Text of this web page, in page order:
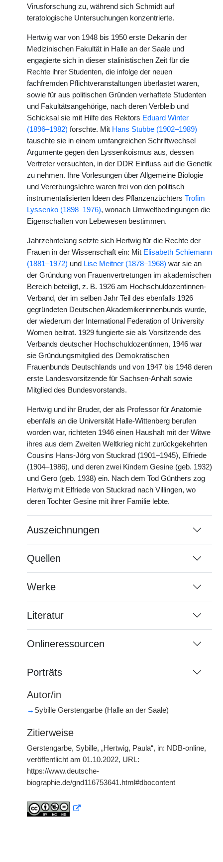
Virusforschung zu, während sich Schmidt auf
teratologische Untersuchungen konzentrierte.
Hertwig war von 1948 bis 1950 erste Dekanin der
Medizinischen Fakultät in Halle an der Saale und
engagierte sich in dieser stalinistischen Zeit für die
Rechte ihrer Studenten, die infolge der neuen
fachfremden Pflichtveranstaltungen überlastet waren,
sowie für aus politischen Gründen verhaftete Studenten
und Fakultätsangehörige, nach deren Verbleib und
Schicksal sie mit Hilfe des Rektors Eduard Winter
(1896–1982) forschte. Mit Hans Stubbe (1902–1989)
tauschte sie in einem umfangreichen Schriftwechsel
Argumente gegen den Lyssenkoismus aus, dessen
Vertreter versuchten, in der DDR Einfluss auf die Genetik
zu nehmen. Ihre Vorlesungen über Allgemeine Biologie
und Vererbungslehre waren frei von den politisch
instrumentalisierten Ideen des Pflanzenzüchters Trofim
Lyssenko (1898–1976), wonach Umweltbedingungen die
Eigenschaften von Lebewesen bestimmen.
Jahrzehntelang setzte sich Hertwig für die Rechte der
Frauen in der Wissenschaft ein: Mit Elisabeth Schiemann
(1881–1972) und Lise Meitner (1878–1968) war sie an
der Gründung von Frauenvertretungen im akademischen
Bereich beteiligt, z. B. 1926 am Hochschuldozentinnen-
Verband, der im selben Jahr Teil des ebenfalls 1926
gegründeten Deutschen Akademikerinnenbunds wurde,
der wiederum der International Federation of University
Women beitrat. 1929 fungierte sie als Vorsitzende des
Verbands deutscher Hochschuldozentinnen, 1946 war
sie Gründungsmitglied des Demokratischen
Frauenbunds Deutschlands und von 1947 bis 1948 deren
erste Landesvorsitzende für Sachsen-Anhalt sowie
Mitglied des Bundesvorstands.
Hertwig und ihr Bruder, der als Professor für Anatomie
ebenfalls an die Universität Halle-Wittenberg berufen
worden war, richteten 1946 einen Haushalt mit der Witwe
ihres aus dem Zweiten Weltkrieg nicht zurückgekehrten
Cousins Hans-Jörg von Stuckrad (1901–1945), Elfriede
(1904–1986), und deren zwei Kindern Gesine (geb. 1932)
und Gero (geb. 1938) ein. Nach dem Tod Günthers zog
Hertwig mit Elfriede von Stuckrad nach Villingen, wo
deren Tochter Gesine mit ihrer Familie lebte.
Auszeichnungen
Quellen
Werke
Literatur
Onlineressourcen
Porträts
Autor/in
→ Sybille Gerstengarbe (Halle an der Saale)
Zitierweise
Gerstengarbe, Sybille, „Hertwig, Paula“, in: NDB-online,
veröffentlicht am 01.10.2022, URL:
https://www.deutsche-
biographie.de/gnd116753641.html#dbocontent